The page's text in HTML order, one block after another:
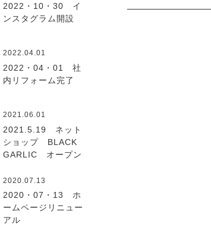
2022・10・30 イ
ンスタグラム開設
2022.04.01
2022・04・01 社
内リフォーム完了
2021.06.01
2021.5.19 ネット
ショップ BLACK
GARLIC オープン
2020.07.13
2020・07・13 ホ
ームページリニュー
アル